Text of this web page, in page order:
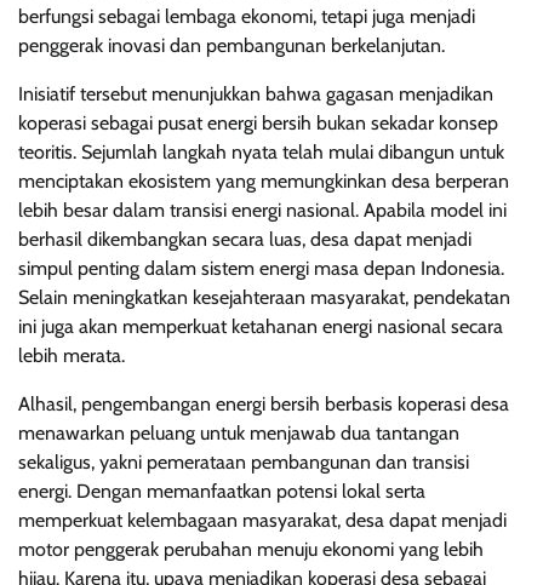
berfungsi sebagai lembaga ekonomi, tetapi juga menjadi
penggerak inovasi dan pembangunan berkelanjutan.
Inisiatif tersebut menunjukkan bahwa gagasan menjadikan
koperasi sebagai pusat energi bersih bukan sekadar konsep
teoritis. Sejumlah langkah nyata telah mulai dibangun untuk
menciptakan ekosistem yang memungkinkan desa berperan
lebih besar dalam transisi energi nasional. Apabila model ini
berhasil dikembangkan secara luas, desa dapat menjadi
simpul penting dalam sistem energi masa depan Indonesia.
Selain meningkatkan kesejahteraan masyarakat, pendekatan
ini juga akan memperkuat ketahanan energi nasional secara
lebih merata.
Alhasil, pengembangan energi bersih berbasis koperasi desa
menawarkan peluang untuk menjawab dua tantangan
sekaligus, yakni pemerataan pembangunan dan transisi
energi. Dengan memanfaatkan potensi lokal serta
memperkuat kelembagaan masyarakat, desa dapat menjadi
motor penggerak perubahan menuju ekonomi yang lebih
hijau. Karena itu, upaya menjadikan koperasi desa sebagai